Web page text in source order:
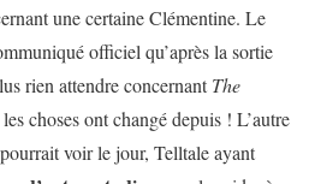
une certaine Clémentine. Le
officiel qu’après la sortie
rien attendre concernantThe
choses ont changé depuis ! L’autre
voir le jour, Telltale ayant